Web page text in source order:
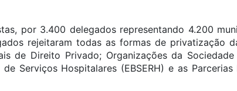
por 3.400 delegados representando 4.200
rejeitaram todas as formas de privatização
de Direito Privado; Organizações da
Serviços Hospitalares (EBSERH) e as